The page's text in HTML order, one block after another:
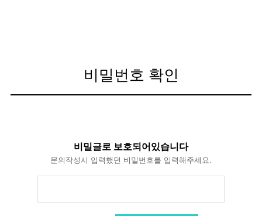
비밀번호 확인
비밀글로 보호되어있습니다
문의작성시 입력했던 비밀번호를 입력해주세요.